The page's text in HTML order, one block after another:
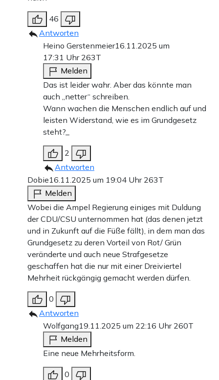
46
Antworten
Heino Gerstenmeier16.11.2025 um
17:31 Uhr 263T
Melden
Das ist leider wahr. Aber das könnte man
auch „netter“ schreiben.
Wann wachen die Menschen endlich auf und
leisten Widerstand, wie es im Grundgesetz
steht?_
2
Antworten
Dobie16.11.2025 um 19:04 Uhr 263T
Melden
Wobei die Ampel Regierung einiges mit Duldung
der CDU/CSU unternommen hat (das denen jetzt
und in Zukunft auf die Füße fällt), in dem man das
Grundgesetz zu deren Vorteil von Rot/ Grün
veränderte und auch neue Strafgesetze
geschaffen hat die nur mit einer Dreiviertel
Mehrheit rückgängig gemacht werden dürfen.
0
Antworten
Wolfgang19.11.2025 um 22:16 Uhr 260T
Melden
Eine neue Mehrheitsform.
0